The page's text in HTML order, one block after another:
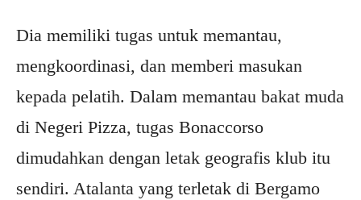
Dia memiliki tugas untuk memantau,
mengkoordinasi, dan memberi masukan
kepada pelatih. Dalam memantau bakat muda
di Negeri Pizza, tugas Bonaccorso
dimudahkan dengan letak geografis klub itu
sendiri. Atalanta yang terletak di Bergamo